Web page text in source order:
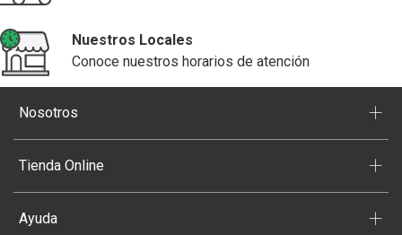
Nuestros Locales
Conoce nuestros horarios de atención
Nosotros +
Tienda Online +
Ayuda +